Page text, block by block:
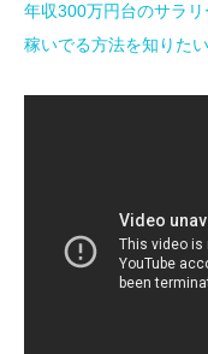
年収300万円台のサラ
稼いでる方法を知りた